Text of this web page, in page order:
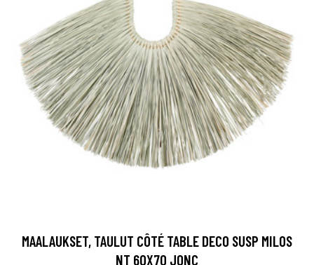
MAALAUKSET, TAULUT CÔTÉ TABLE DECO SUSP MILOS
NT 60X70 JONC